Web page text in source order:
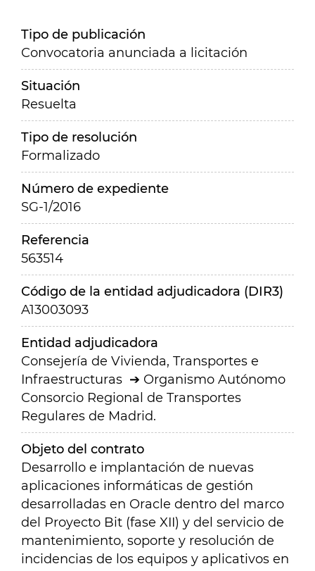
Tipo de publicación
Convocatoria anunciada a licitación
Situación
Resuelta
Tipo de resolución
Formalizado
Número de expediente
SG-1/2016
Referencia
563514
Código de la entidad adjudicadora (DIR3)
A13003093
Entidad adjudicadora
Consejería de Vivienda, Transportes e
Infraestructuras
Organismo Autónomo
Consorcio Regional de Transportes
Regulares de Madrid.
Objeto del contrato
Desarrollo e implantación de nuevas
aplicaciones informáticas de gestión
desarrolladas en Oracle dentro del marco
del Proyecto Bit (fase XII) y del servicio de
mantenimiento, soporte y resolución de
incidencias de los equipos y aplicativos en